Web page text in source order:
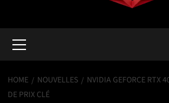
Menu
HOME NOUVELLES
NVIDIA GEFORCE RTX
DE PRIX CLÉ